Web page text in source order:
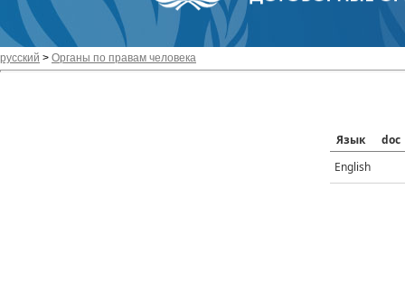
русский > Органы по правам человека
Язык
doc
English